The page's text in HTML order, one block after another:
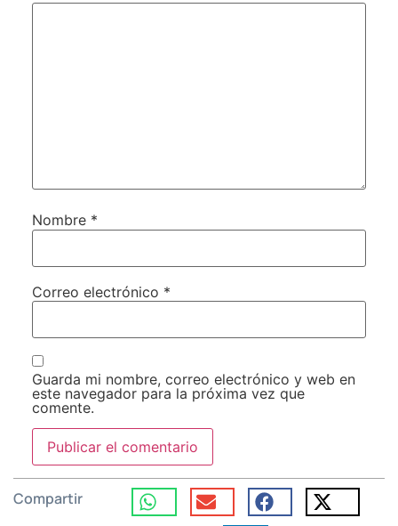
Nombre *
Correo electrónico *
Guarda mi nombre, correo electrónico y web en
este navegador para la próxima vez que
comente.
Compartir